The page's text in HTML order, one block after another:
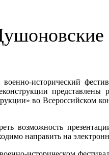
исторический
представлены
во Всероссийском
возможность
направить на